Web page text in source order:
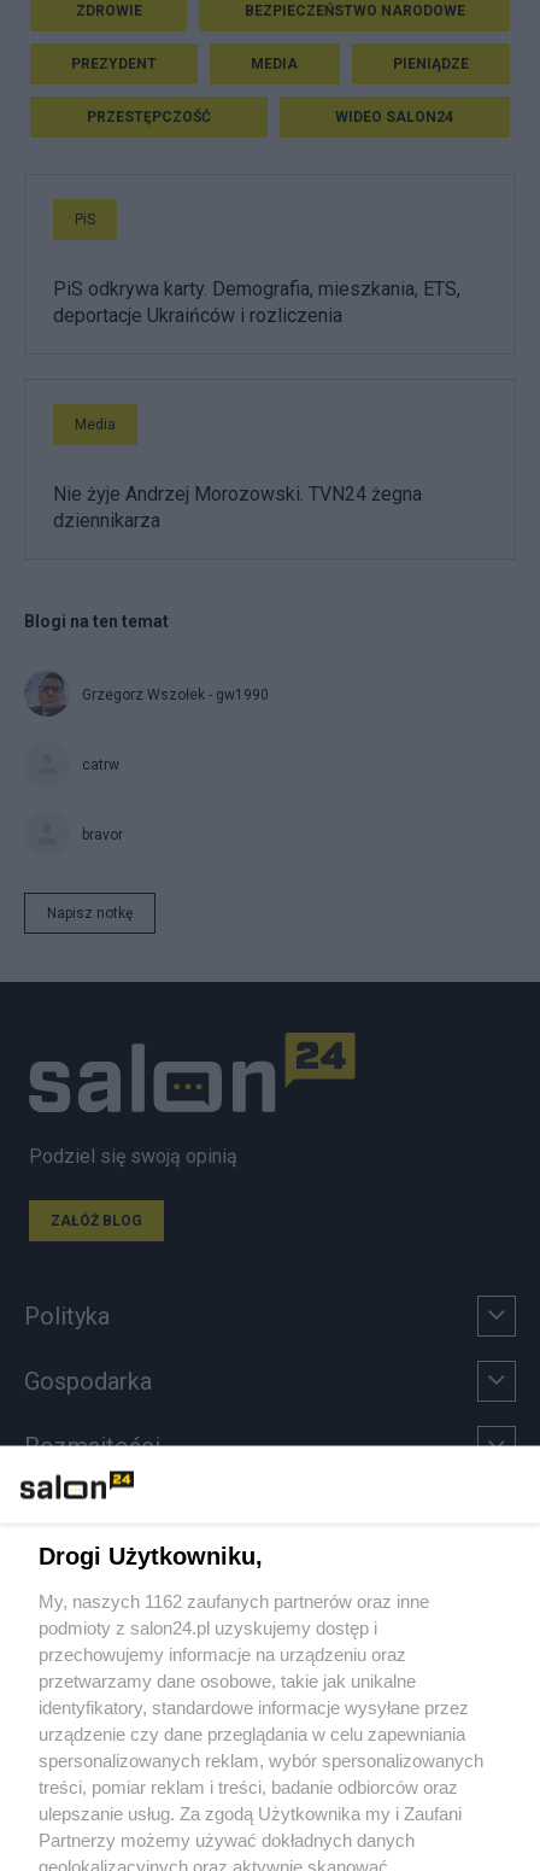
ZDROWIE BEZPIECZEŃSTWO NARODOWE
PREZYDENT MEDIA PIENIĄDZE
PRZESTĘPCZOŚĆ WIDEO SALON24
PiS
PiS odkrywa karty. Demografia, mieszkania, ETS,
deportacje Ukraińców i rozliczenia
Media
Nie żyje Andrzej Morozowski. TVN24 żegna
dziennikarza
Blogi na ten temat
Grzegorz Wszołek - gw1990
catrw
bravor
Napisz notkę
Podziel się swoją opinią
ZAŁÓŻ BLOG
Polityka
Gospodarka
Rozmaitości
Sport
Społeczeństwo
Kultura
X Facebook Instagram Youtube
Drogi Użytkowniku,
My, naszych 1162 zaufanych partnerów oraz inne
podmioty z salon24.pl uzyskujemy dostęp i
przechowujemy informacje na urządzeniu oraz
przetwarzamy dane osobowe, takie jak unikalne
identyfikatory, standardowe informacje wysyłane przez
urządzenie czy dane przeglądania w celu zapewniania
spersonalizowanych reklam, wybór spersonalizowanych
treści, pomiar reklam i treści, badanie odbiorców oraz
ulepszanie usług. Za zgodą Użytkownika my i Zaufani
Partnerzy możemy używać dokładnych danych
geolokalizacyjnych oraz aktywnie skanować